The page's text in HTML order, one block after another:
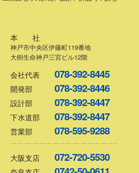
本 社
神戸市中央区伊藤町119番地
大樹生命神戸三宮ビル12階
会社代表 078-392-8445
開発部 078-392-8446
設計部 078-392-8447
下水道部 078-392-8447
営業部 078-595-9288
大阪支店 072-720-5530